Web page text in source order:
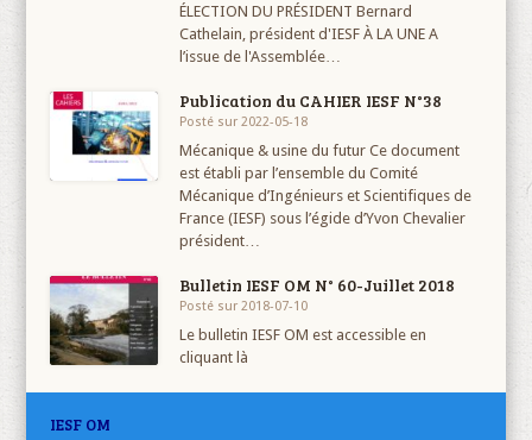
ÉLECTION DU PRÉSIDENT Bernard
Cathelain, président d'IESF À LA UNE A
l’issue de l'Assemblée…
Publication du CAHIER IESF N°38
Posté sur 2022-05-18
Mécanique & usine du futur Ce document
est établi par l’ensemble du Comité
Mécanique d’Ingénieurs et Scientifiques de
France (IESF) sous l’égide d’Yvon Chevalier
président…
Bulletin IESF OM N° 60-Juillet 2018
Posté sur 2018-07-10
Le bulletin IESF OM est accessible en
cliquant là
IESF OM